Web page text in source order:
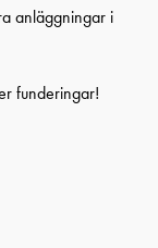
anläggningar i
funderingar!